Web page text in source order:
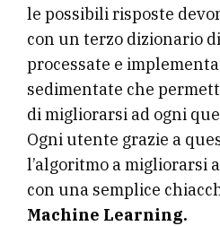
le possibili risposte
con un terzo dizionario
processate e
sedimentate che
di migliorarsi ad ogni
Ogni utente grazie a
l’algoritmo a migliorarsi
con una semplice
Machine Learning.